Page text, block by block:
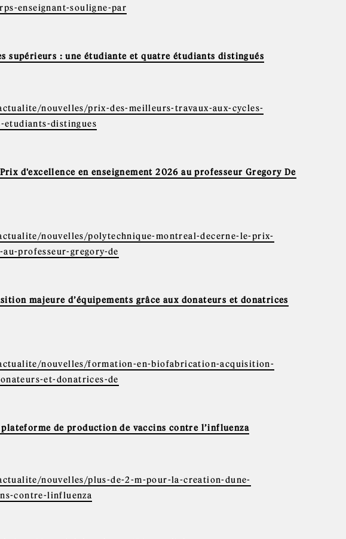
enseignant-souligne-par
supérieurs : une étudiante et quatre étudiants distingués
nouvelles/prix-des-meilleurs-travaux-aux-cycles-
etudiants-distingues
d'excellence en enseignement 2026 au professeur Gregory De
nouvelles/polytechnique-montreal-decerne-le-prix-
professeur-gregory-de
majeure d’équipements grâce aux donateurs et donatrices
nouvelles/formation-en-biofabrication-acquisition-
et-donatrices-de
de production de vaccins contre l’influenza
nouvelles/plus-de-2-m-pour-la-creation-dune-
contre-linfluenza